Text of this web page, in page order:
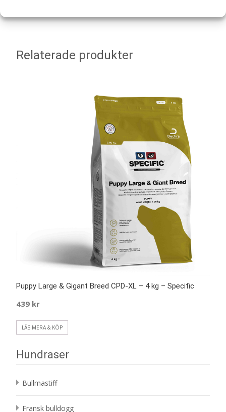
Relaterade produkter
Puppy Large & Gigant Breed CPD-XL – 4 kg – Specific
439 kr
LÄS MERA & KÖP
Hundraser
Bullmastiff
Fransk bulldogg